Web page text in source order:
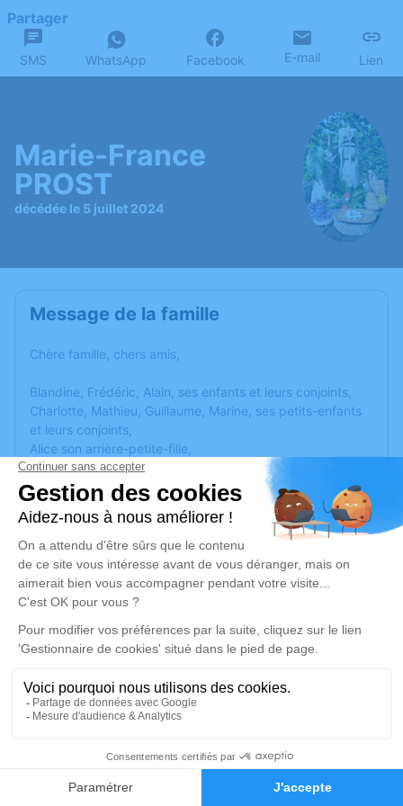
Faire-part Hommages
Partager
SMS WhatsApp Facebook E-mail Lien
Marie-France
PROST
décédée le 5 juillet 2024
Message de la famille
Chère famille, chers amis,
Blandine, Frédéric, Alain, ses enfants et leurs conjoints,
Charlotte, Mathieu, Guillaume, Marine, ses petits-enfants
et leurs conjoints,
Alice son arrière-petite-fille,
Monique sa soeur,
Françoise sa belle-soeur,
Pierre son beau-frère,
Parents et amis ont la tristesse de vous faire part du
décès à l'âge de 83 ans de
Marie-France PROST , née Régipa,
survenu vendredi 05 juillet 2024 à Lyon 9.
l'égliseSaint Ennemond 1-6 Place de Verdun
69890La Tour de Salvagny
La cérémonie sera suivie d'un partage de souvenirs et
autour d'un verre de l'amitié.
Nous vous accueillerons dans une des salles du
presbytère, à 50m de l'église.